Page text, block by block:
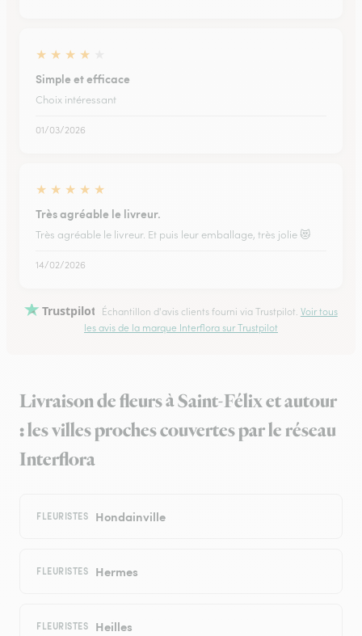
★ ★ ★ ★
Simple et efficace
Choix intéressant
01/03/2026
★ ★ ★ ★ ★
Très agréable le livreur.
Très agréable le livreur. Et puis leur emballage, très jolie 😻
14/02/2026
Trustpilot Échantillon d'avis clients fourni via Trustpilot. Voir tous
les avis de la marque Interflora sur Trustpilot
Livraison de fleurs à Saint-Félix et autour
: les villes proches couvertes par le réseau
Interflora
FLEURISTES Hondainville
FLEURISTES Hermes
FLEURISTES Heilles